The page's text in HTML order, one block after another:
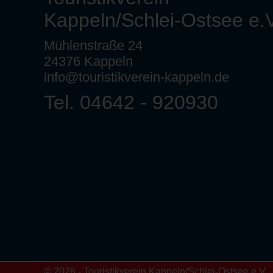
Kappeln/Schlei-Ostsee
Mühlenstraße 24
24376 Kappeln
info@touristikverein-kappeln.de
Tel. 04642 - 920930